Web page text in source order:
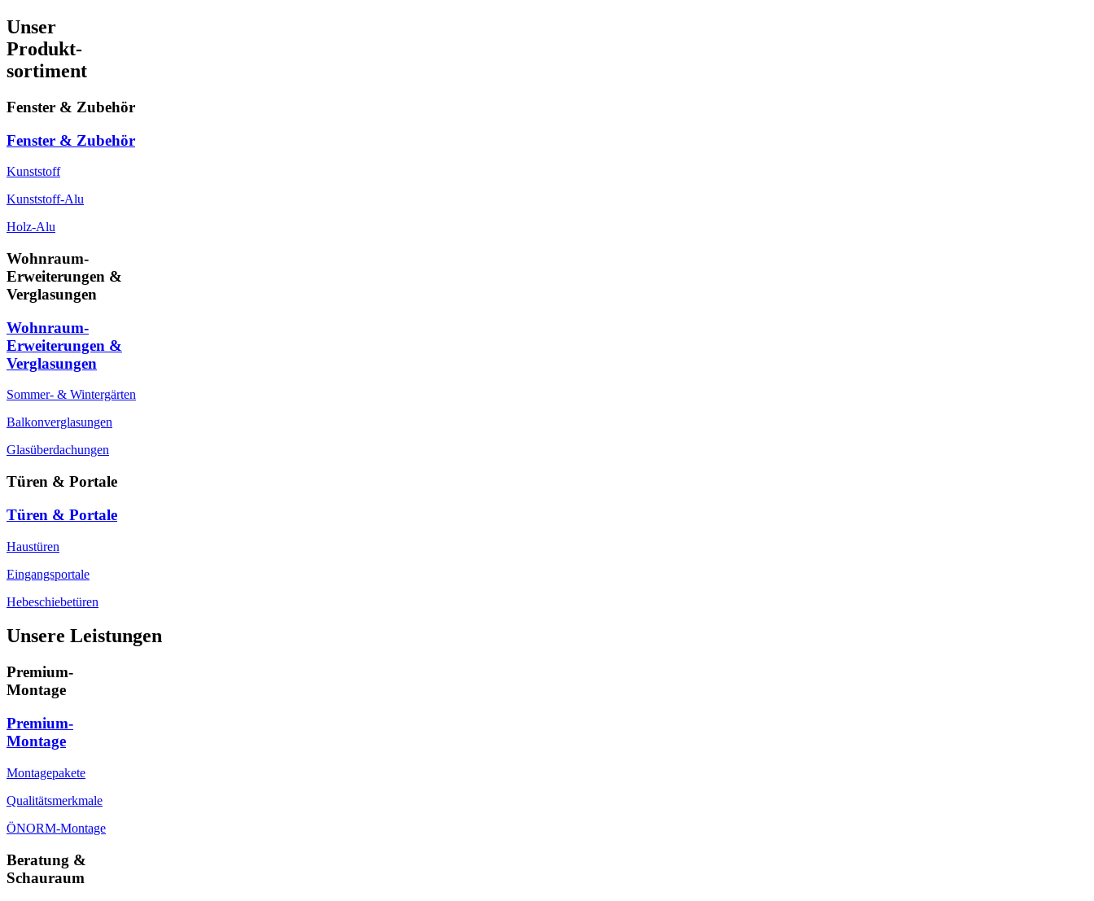
Unser
Produkt-
sortiment
Fenster & Zubehör
Fenster & Zubehör
Kunststoff
Kunststoff-Alu
Holz-Alu
Wohnraum-
Erweiterungen &
Verglasungen
Wohnraum-
Erweiterungen &
Verglasungen
Sommer- & Wintergärten
Balkonverglasungen
Glasüberdachungen
Türen & Portale
Türen & Portale
Haustüren
Eingangsportale
Hebeschiebetüren
Unsere Leistungen
Premium-
Montage
Premium-
Montage
Montagepakete
Qualitätsmerkmale
ÖNORM-Montage
Beratung &
Schauraum